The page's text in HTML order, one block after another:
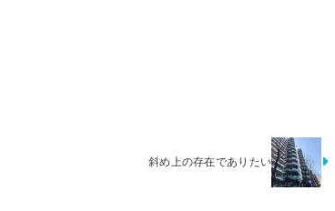
斜め上の存在でありたい